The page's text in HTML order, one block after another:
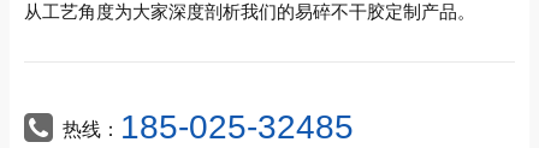
从工艺角度为大家深度剖析我们的易碎不干胶定制产品。
热线： 185-025-32485